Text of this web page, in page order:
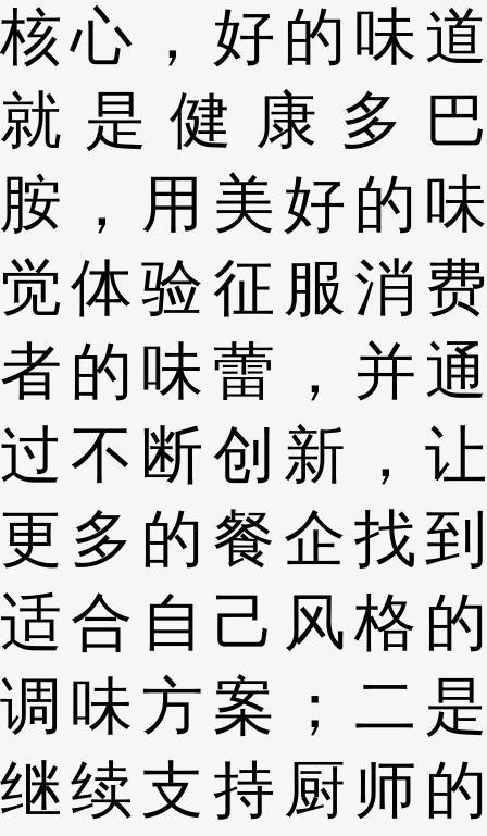
核心，好的味道
就是健康多巴
胺，用美好的味
觉体验征服消费
者的味蕾，并通
过不断创新，让
更多的餐企找到
适合自己风格的
调味方案；二是
继续支持厨师的